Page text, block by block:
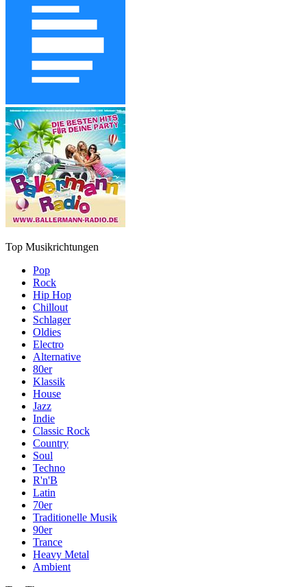
Top Musikrichtungen
Pop
Rock
Hip Hop
Chillout
Schlager
Oldies
Electro
Alternative
80er
Klassik
House
Jazz
Indie
Classic Rock
Country
Soul
Techno
R'n'B
Latin
70er
Traditionelle Musik
90er
Trance
Heavy Metal
Ambient